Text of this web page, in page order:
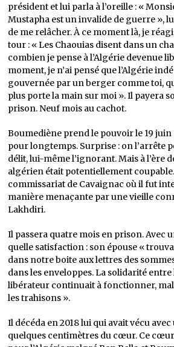
président et lui parla à l’oreille : «
Mustapha est un invalide de guerre »,
de me relâcher. À ce moment là, je
tour : « Les Chaouias disent dans un
combien je pense à l’Algérie devenue
moment, je n’ai pensé que l’Algérie
gouvernée par un berger comme toi,
plus porte la main sur moi ». Il payera
prison. Neuf mois au cachot.
Boumediène prend le pouvoir le 19 juin
pour longtemps. Surprise : on l’arrête
délit, lui-même l’ignorant. Mais à l’ère
algérien était potentiellement
commissariat de Cavaignac où il fut
manière menaçante par une vieille
Lakhdiri.
Il passera quatre mois en prison. Avec
quelle satisfaction : son épouse «
dans notre boite aux lettres des
dans les enveloppes. La solidarité
libérateur continuait à fonctionner,
les trahisons ».
Il décéda en 2018 lui qui avait vécu avec
quelques centimètres du cœur. Ce